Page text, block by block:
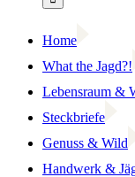
Home
What the Jagd?!
Lebensraum &
Steckbriefe
Genuss & Wild
Handwerk &